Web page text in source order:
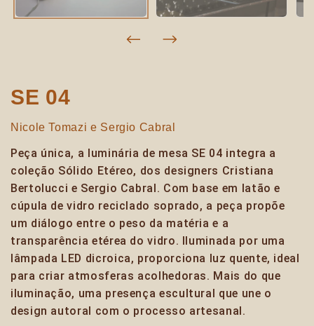
SE 04
Nicole Tomazi e Sergio Cabral
Peça única, a luminária de mesa SE 04 integra a
coleção Sólido Etéreo, dos designers Cristiana
Bertolucci e Sergio Cabral. Com base em latão e
cúpula de vidro reciclado soprado, a peça propõe
um diálogo entre o peso da matéria e a
transparência etérea do vidro. Iluminada por uma
lâmpada LED dicroica, proporciona luz quente, ideal
para criar atmosferas acolhedoras. Mais do que
iluminação, uma presença escultural que une o
design autoral com o processo artesanal.